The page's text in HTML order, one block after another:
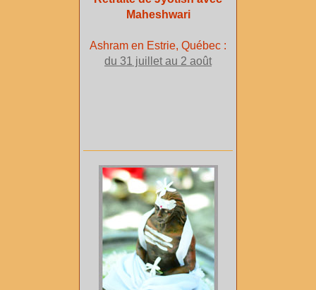
Maheshwari
Ashram en Estrie, Québec :
du 31 juillet au 2 août